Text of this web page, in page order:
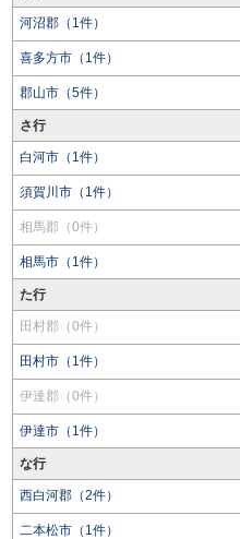
河沼郡（1件）
喜多方市（1件）
郡山市（5件）
さ行
白河市（1件）
須賀川市（1件）
相馬郡（0件）
相馬市（1件）
た行
田村郡（0件）
田村市（1件）
伊達郡（0件）
伊達市（1件）
な行
西白河郡（2件）
二本松市（1件）